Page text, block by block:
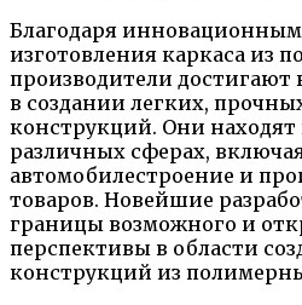
Благодаря
изготовления каркаса из
производители достигают
в создании легких,
конструкций. Они
различных сферах,
автомобилестроение и
товаров. Новейшие
границы возможного и
перспективы в области
конструкций из